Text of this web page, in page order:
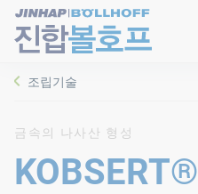
조립기술
금속의 나사산 형성
KOBSERT®